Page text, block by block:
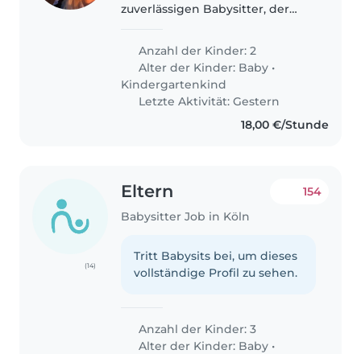
zuverlässigen Babysitter, der
von 8 Monaten kümmern
möchte. Wir haben noch einen
6-Jährigen und bekommen bald
noch ein Baby...
Anzahl der Kinder: 2
Alter der Kinder: Baby •
Kindergartenkind
Letzte Aktivität: Gestern
18,00 €/Stunde
(14)
Eltern
Babysitter Job in Köln
154
Tritt Babysits bei, um dieses
vollständige Profil zu sehen.
Anzahl der Kinder: 3
Alter der Kinder: Baby •